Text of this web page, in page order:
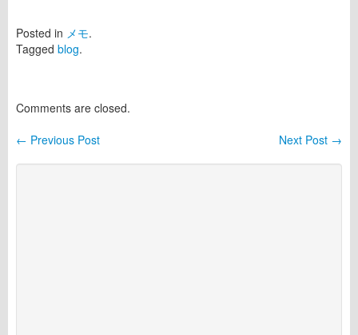
Posted in メモ.
Tagged blog.
Comments are closed.
Next Post →
← Previous Post